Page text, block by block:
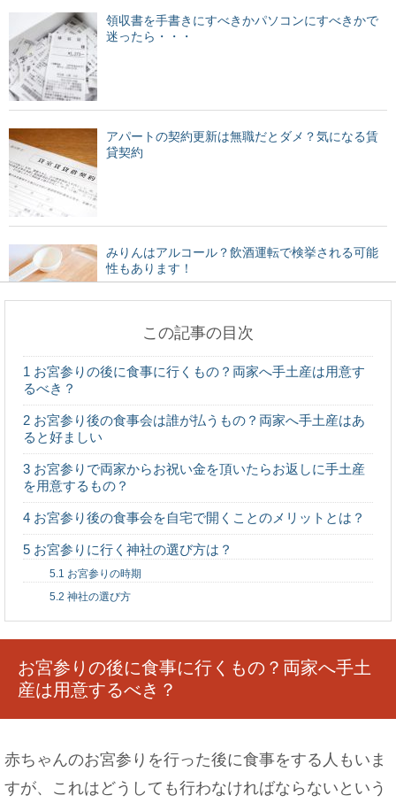
領収書を手書きにすべきかパソコンにすべきかで
迷ったら・・・
アパートの契約更新は無職だとダメ？気になる賃
貸契約
みりんはアルコール？飲酒運転で検挙される可能
性もあります！
普通郵便で現金を送ったことがバレるとどうな
世界の人種の種類とは？それぞれの特徴について
徹底調査！
意外と知らない！？みりんと砂糖の違いや使い分
セキセイインコが噛む！痛いほど噛む理由や、そ
この記事の目次
1 お宮参りの後に食事に行くもの？両家へ手土産は用意す
るべき？
2 お宮参り後の食事会は誰が払うもの？両家へ手土産はあ
ると好ましい
3 お宮参りで両家からお祝い金を頂いたらお返しに手土産
を用意するもの？
4 お宮参り後の食事会を自宅で開くことのメリットとは？
5 お宮参りに行く神社の選び方は？
5.1 お宮参りの時期
5.2 神社の選び方
お宮参りの後に食事に行くもの？両家へ手土
産は用意するべき？
赤ちゃんのお宮参りを行った後に食事をする人もいま
すが、これはどうしても行わなければならないという